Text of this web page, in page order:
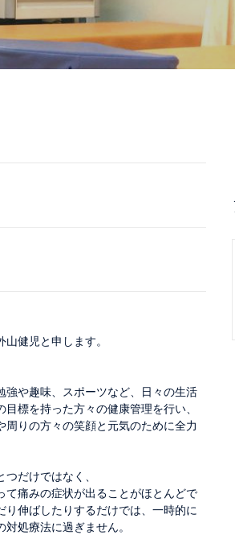
健児と申します。
強や趣味、スポーツなど、日々の生活
標を持った方々の健康管理を行い、
周りの方々の笑顔と元気のために全力
つだけではなく、
て痛みの症状が出ることがほとんどで
り伸ばしたりするだけでは、一時的に
処療法に過ぎません。